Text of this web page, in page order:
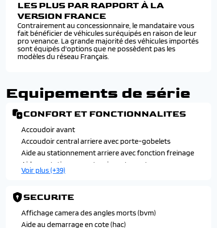
LES PLUS PAR RAPPORT À LA
VERSION FRANCE
Contrairement au concessionnaire, le mandataire vous
fait bénéficier de véhicules suréquipés en raison de leur
pro venance. La grande majorité des véhicules importés
sont équipés d'options que ne possèdent pas les
modèles du réseau Français.
Equipements de série
CONFORT ET FONCTIONNALITES
Accoudoir avant
Accoudoir central arriere avec porte-gobelets
Aide au stationnement arriere avec fonction freinage
Aide au stationnement arriere et avant
Cable de recharge pour prise domestique (sur plug-in
Cache-bagages a enrouleur
Camera 360° (svm)
Camera de recul avec lignes de guidage dynamiques
Voir plus (+39)
SECURITE
Affichage camera des angles morts (bvm)
Aide au demarrage en cote (hac)